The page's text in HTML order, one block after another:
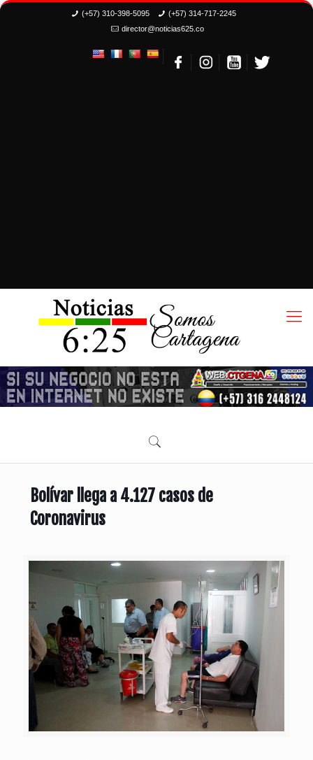
(+57) 310-398-5095
(+57) 314-717-2245
director@noticias625.co
Bolívar llega a 4.127 casos de
Coronavirus